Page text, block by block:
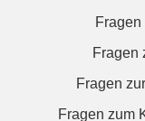
Fragen
Fragen
Fragen zum